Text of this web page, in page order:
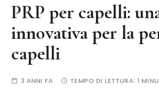
PRP per capelli:
innovativa per la
capelli
3 ANNI FA TEMPO DI LETTURA:1